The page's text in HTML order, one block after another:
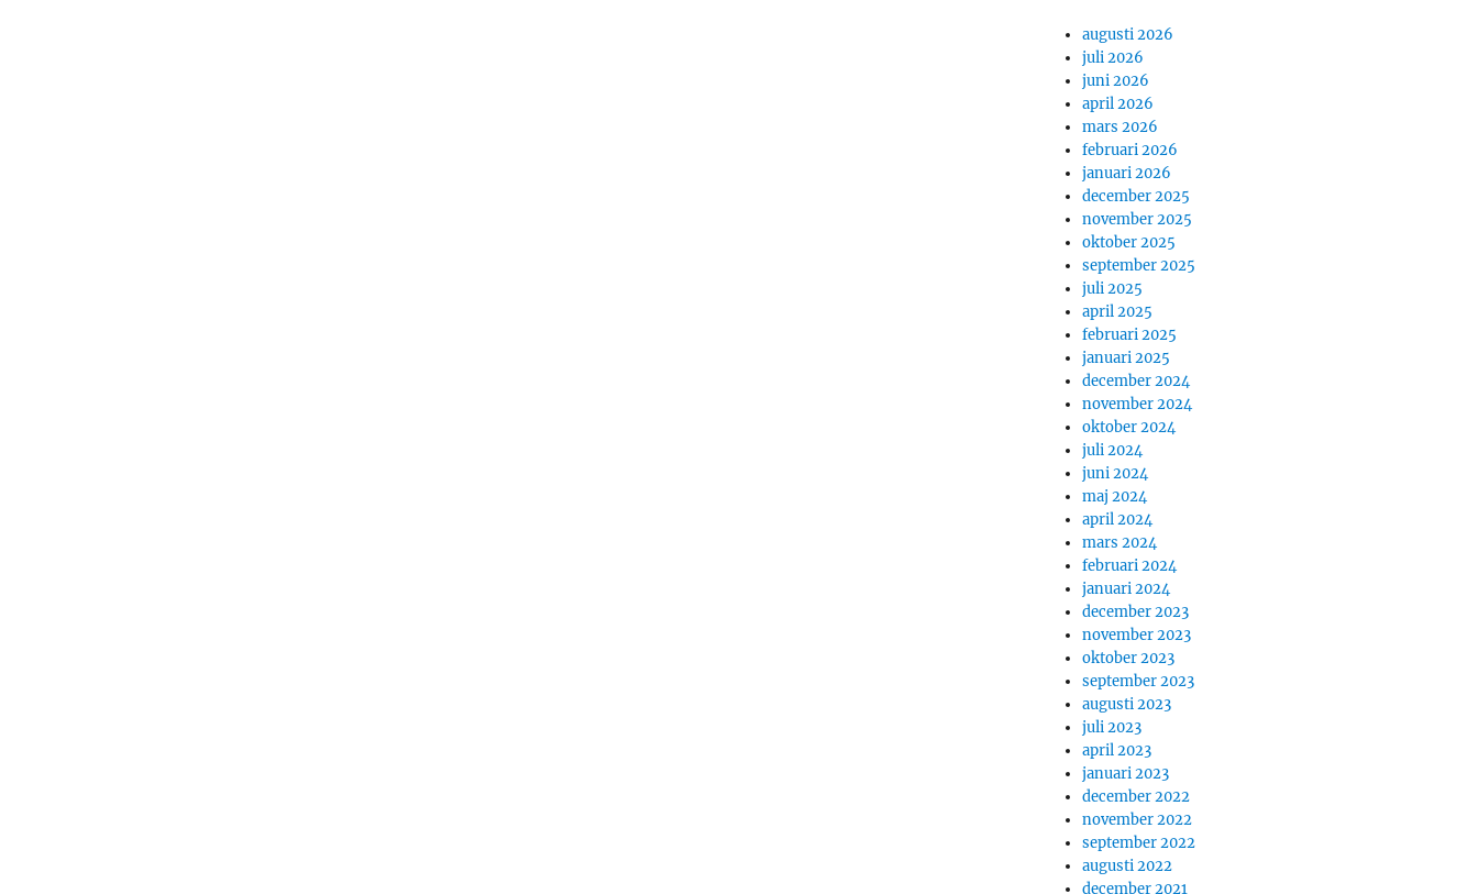
augusti 2026
juli 2026
juni 2026
april 2026
mars 2026
februari 2026
januari 2026
december 2025
november 2025
oktober 2025
september 2025
juli 2025
april 2025
februari 2025
januari 2025
december 2024
november 2024
oktober 2024
juli 2024
juni 2024
maj 2024
april 2024
mars 2024
februari 2024
januari 2024
december 2023
november 2023
oktober 2023
september 2023
augusti 2023
juli 2023
april 2023
januari 2023
december 2022
november 2022
september 2022
augusti 2022
december 2021